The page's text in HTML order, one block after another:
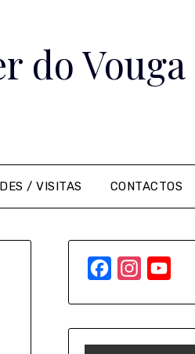
do Vouga
/ VISITAS CONTACTOS
FacebookInstagram